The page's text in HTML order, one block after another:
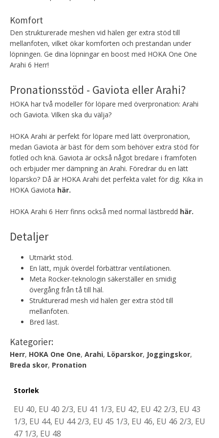
Komfort
Den strukturerade meshen vid hälen ger extra stöd till
mellanfoten, vilket ökar komforten och prestandan under
löpningen. Ge dina löpningar en boost med HOKA One One
Arahi 6 Herr!
Pronationsstöd - Gaviota eller Arahi?
HOKA har två modeller för löpare med överpronation: Arahi
och Gaviota. Vilken ska du välja?
HOKA Arahi är perfekt för löpare med lätt överpronation,
medan Gaviota är bäst för dem som behöver extra stöd för
fotled och knä. Gaviota är också något bredare i framfoten
och erbjuder mer dämpning än Arahi. Föredrar du en lätt
löparsko? Då är HOKA Arahi det perfekta valet för dig. Kika in
HOKA Gaviota här.
HOKA Arahi 6 Herr finns också med normal lästbredd här.
Detaljer
Utmärkt stöd.
En lätt, mjuk överdel förbättrar ventilationen.
Meta Rocker-teknologin säkerställer en smidig
övergång från tå till häl.
Strukturerad mesh vid hälen ger extra stöd till
mellanfoten.
Bred läst.
Kategorier:
Herr, HOKA One One, Arahi, Löparskor, Joggingskor,
Breda skor, Pronation
Storlek
EU 40, EU 40 2/3, EU 41 1/3, EU 42, EU 42 2/3, EU 43
1/3, EU 44, EU 44 2/3, EU 45 1/3, EU 46, EU 46 2/3, EU
47 1/3, EU 48